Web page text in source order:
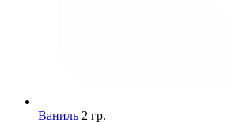
Ваниль 2 гр.